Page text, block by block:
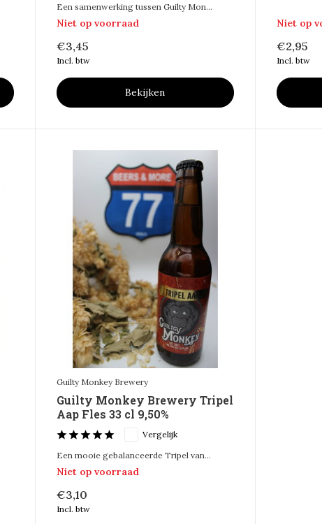
Een samenwerking tussen Guilty Mon...
Niet op voorraad
€3,45
Incl. btw
Bekijken
Niet op
€2,95
Incl. btw
Guilty Monkey Brewery
Guilty Monkey Brewery Tripel
Aap Fles 33 cl 9,50%
Vergelijk
Een mooie gebalanceerde Tripel van...
Niet op voorraad
€3,10
Incl. btw